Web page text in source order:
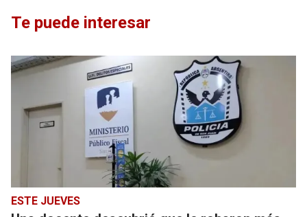
Te puede interesar
ESTE JUEVES